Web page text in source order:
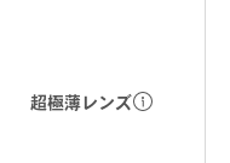
超極薄レンズ